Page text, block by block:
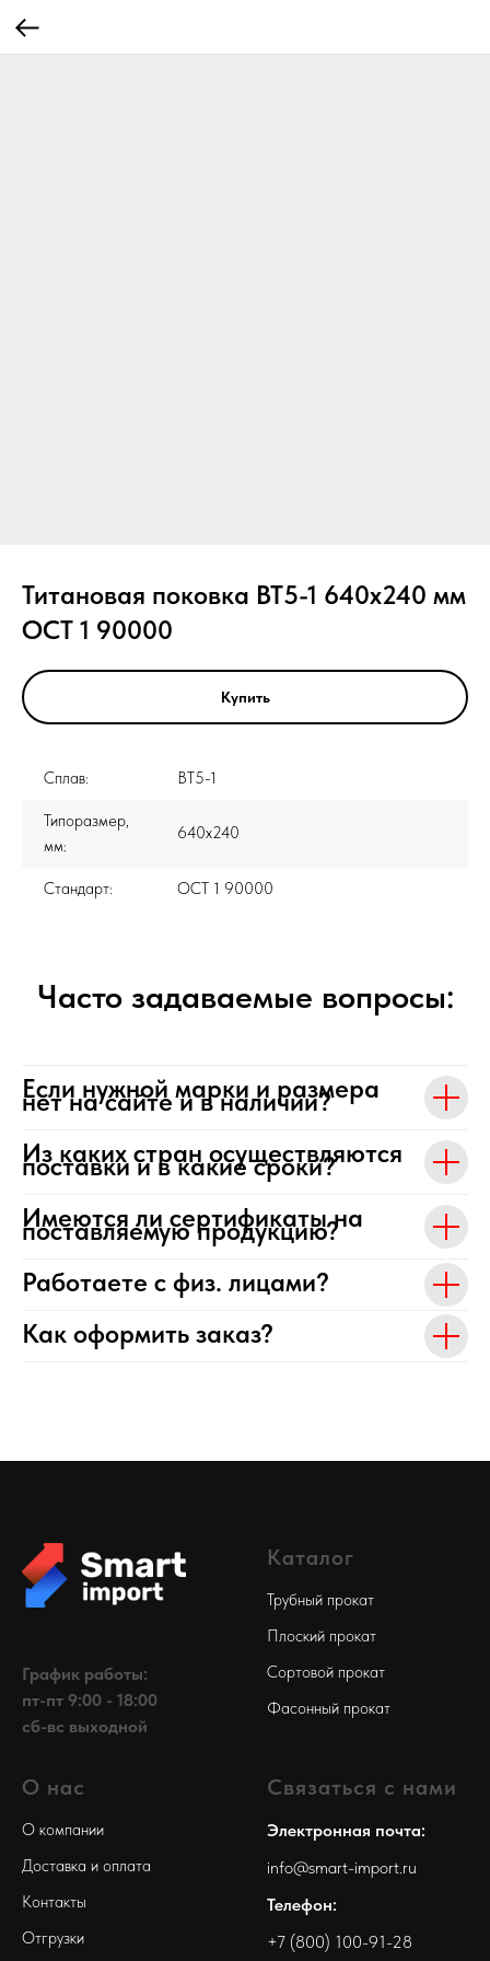
Титановая поковка ВТ5-1 640x240 мм
ОСТ 1 90000
Купить
Сплав: ВТ5-1
Типоразмер,
мм:
640x240
Стандарт: ОСТ 1 90000
Часто задаваемые вопросы:
Если нужной марки и размера
нет на сайте и в наличии?
Из каких стран осуществляются
поставки и в какие сроки?
Имеются ли сертификаты на
поставляемую продукцию?
Работаете с физ. лицами?
Как оформить заказ?
График работы:
пт-пт 9:00 - 18:00
сб-вс выходной
Каталог
Трубный прокат
Плоский прокат
Сортовой прокат
Фасонный прокат
О нас
О компании
Доставка и оплата
Контакты
Отгрузки
Связаться с нами
Электронная почта:
info@smart-import.ru
Телефон:
+7 (800) 100-91-28